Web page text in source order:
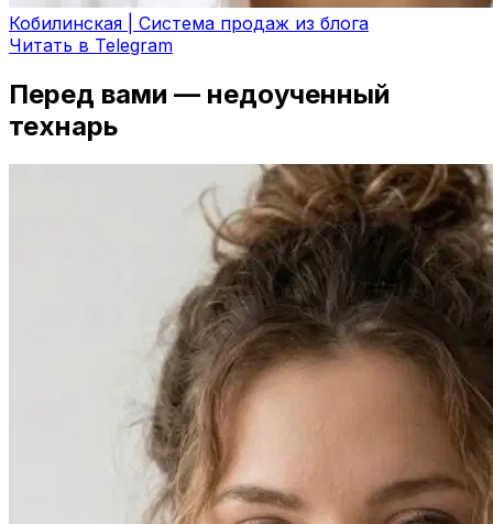
Кобилинская | Система продаж из блога
Читать в Telegram
Перед вами — недоученный
технарь